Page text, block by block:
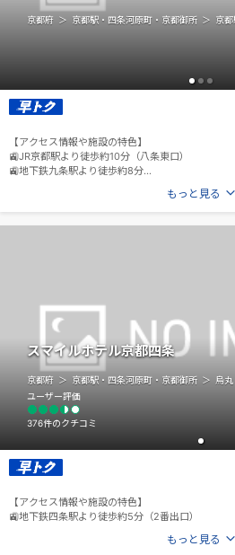
京都府 京都駅・四条河原町・京都御所 京
【アクセス情報や施設の特色】
🚉JR京都駅より徒歩約10分（八条東口）
🚉地下鉄九条駅より徒歩約8分
🚎河原町東寺道バス停より徒歩約2分もっと見る
スマイルホテル京都四条
京都府 京都駅・四条河原町・京都御所 烏
【アクセス情報や施設の特色】
🚉地下鉄四条駅より徒歩約5分（2番出口）
ユーザー評価
376件のクチコミ
もっと見る